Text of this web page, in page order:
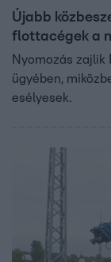
Újabb
flottacégek a
Nyomozás
ügyében,
esélyesek.